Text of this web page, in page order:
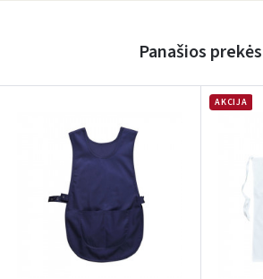
Panašios prekės
AKCIJA